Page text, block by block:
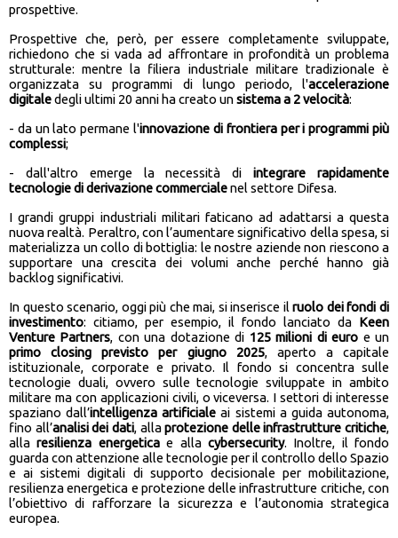
prospettive.
Prospettive che, però, per essere completamente sviluppate,
richiedono che si vada ad affrontare in profondità un problema
strutturale: mentre la filiera industriale militare tradizionale è
organizzata su programmi di lungo periodo, l'accelerazione
digitaledegli ultimi 20 anni ha creato unsistema a 2 velocità:
- da un lato permane l'innovazione di frontiera per i programmi più
complessi;
- dall'altro emerge la necessità diintegrare rapidamente
tecnologie di derivazione commercialenel settore Difesa.
I grandi gruppi industriali militari faticano ad adattarsi a questa
nuova realtà. Peraltro, con l’aumentare significativo della spesa, si
materializza un collo di bottiglia: le nostre aziende non riescono a
supportare una crescita dei volumi anche perché hanno già
backlog significativi.
In questo scenario, oggi più che mai, si inserisce il ruolo dei fondi di
investimento: citiamo, per esempio, il fondo lanciato da Keen
Venture Partners, con una dotazione di 125 milioni di euro e un
primo closing previsto per giugno 2025, aperto a capitale
istituzionale, corporate e privato. Il fondo si concentra sulle
tecnologie duali, ovvero sulle tecnologie sviluppate in ambito
militare ma con applicazioni civili, o viceversa. I settori di interesse
spaziano dall’intelligenza artificiale ai sistemi a guida autonoma,
fino all’analisi dei dati, allaprotezione delle infrastrutture critiche,
allaresilienza energeticae alla cybersecurity. Inoltre, il fondo
guarda con attenzione alle tecnologie per il controllo dello Spazio
e ai sistemi digitali di supporto decisionale per mobilitazione,
resilienza energetica e protezione delle infrastrutture critiche, con
l’obiettivo di rafforzare la sicurezza e l’autonomia strategica
europea.